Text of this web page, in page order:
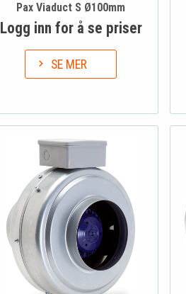
Pax Viaduct S Ø100mm
Logg inn for å se priser
SE MER